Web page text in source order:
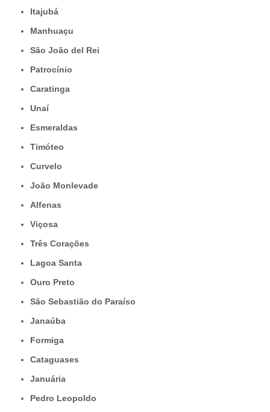
Itajubá
Manhuaçu
São João del Rei
Patrocínio
Caratinga
Unaí
Esmeraldas
Timóteo
Curvelo
João Monlevade
Alfenas
Viçosa
Três Corações
Lagoa Santa
Ouro Preto
São Sebastião do Paraíso
Janaúba
Formiga
Cataguases
Januária
Pedro Leopoldo